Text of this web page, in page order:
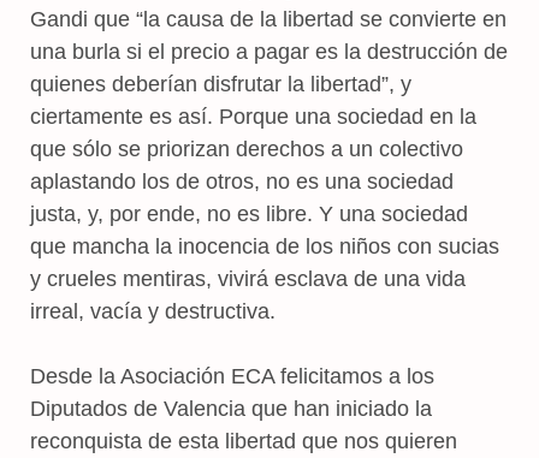
Gandi que “la causa de la libertad se convierte en
una burla si el precio a pagar es la destrucción de
quienes deberían disfrutar la libertad”, y
ciertamente es así. Porque una sociedad en la
que sólo se priorizan derechos a un colectivo
aplastando los de otros, no es una sociedad
justa, y, por ende, no es libre. Y una sociedad
que mancha la inocencia de los niños con sucias
y crueles mentiras, vivirá esclava de una vida
irreal, vacía y destructiva.
Desde la Asociación ECA felicitamos a los
Diputados de Valencia que han iniciado la
reconquista de esta libertad que nos quieren